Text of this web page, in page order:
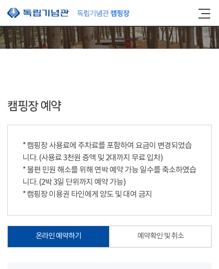
본문 바로가기
캠핑장 예약
* 캠핑장 사용료에 주차료를 포함하여 요금이 변경되었습
니다. (사용료 3천원 증액 및 2대까지 무료 입차)
* 불편 민원 해소를 위해 연박 예약 가능 일수를 축소하였습
니다. (2박 3일 단위까지 예약 가능)
* 캠핑장 이용권 타인에게 양도 및 대여 금지
온라인 예약하기 예약확인 및 취소